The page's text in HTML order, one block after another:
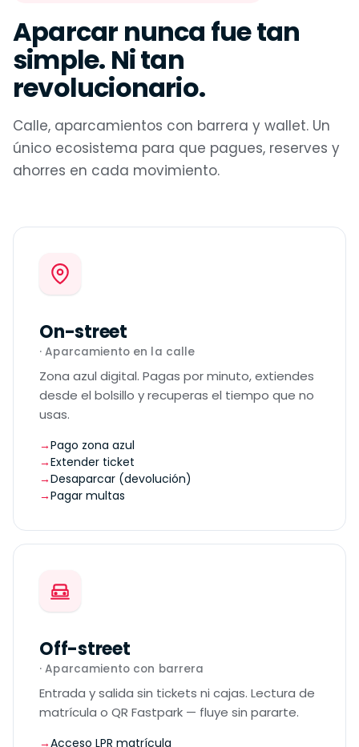
Aparcar nunca fue tan
simple. Ni tan
revolucionario.
Calle, aparcamientos con barrera y wallet. Un
único ecosistema para que pagues, reserves y
ahorres en cada movimiento.
On-street
· Aparcamiento en la calle
Zona azul digital. Pagas por minuto, extiendes
desde el bolsillo y recuperas el tiempo que no
usas.
Pago zona azul
Extender ticket
Desaparcar (devolución)
Pagar multas
Off-street
· Aparcamiento con barrera
Entrada y salida sin tickets ni cajas. Lectura de
matrícula o QR Fastpark — fluye sin pararte.
Acceso LPR matrícula